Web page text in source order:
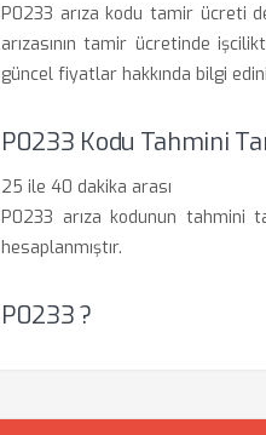
P0233 arıza kodu tamir ücreti
arızasının tamir ücretinde
güncel fiyatlar hakkında bilgi
P0233 Kodu Tahmini
25 ile 40 dakika arası
P0233 arıza kodunun tahmini
hesaplanmıştır.
P0233 ?